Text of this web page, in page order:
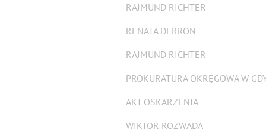
RAJMUND RICHTER
RENATA DERRON
RAJMUND RICHTER
PROKURATURA OKRĘGOWA W
AKT OSKARŻENIA
WIKTOR ROZWADA